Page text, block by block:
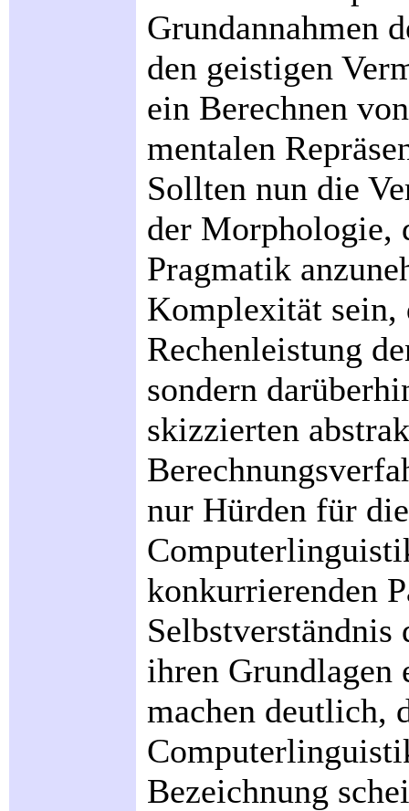
Grundannahmen
den geistigen
ein Berechnen
mentalen
Sollten nun die
der Morphologie,
Pragmatik
Komplexität sein,
Rechenleistung
sondern
skizzierten
nur Hürden für
konkurrierenden
Selbstverständnis
ihren Grundlagen
machen deutlich,
Bezeichnung